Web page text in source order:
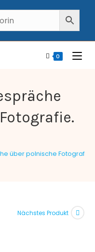
0
über polnische Fotografie.
Nächstes Produkt